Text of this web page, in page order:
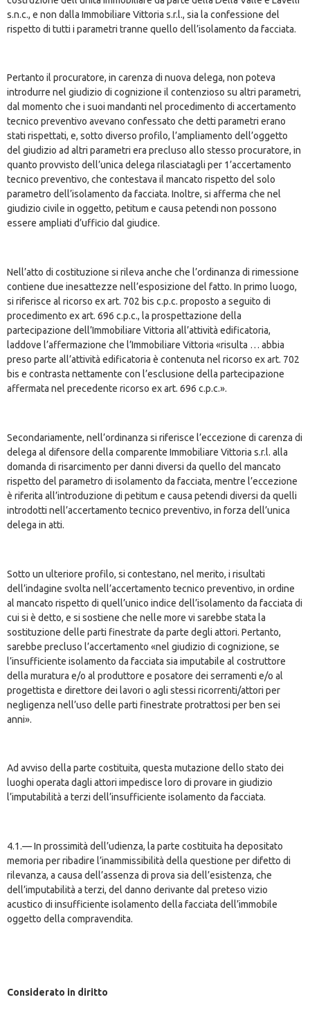
s.n.c., e non dalla Immobiliare Vittoria s.r.l., sia la confessione del
rispetto di tutti i parametri tranne quello dell’isolamento da facciata.
Pertanto il procuratore, in carenza di nuova delega, non poteva
introdurre nel giudizio di cognizione il contenzioso su altri parametri,
dal momento che i suoi mandanti nel procedimento di accertamento
tecnico preventivo avevano confessato che detti parametri erano
stati rispettati, e, sotto diverso profilo, l’ampliamento dell’oggetto
del giudizio ad altri parametri era precluso allo stesso procuratore, in
quanto provvisto dell’unica delega rilasciatagli per 1’accertamento
tecnico preventivo, che contestava il mancato rispetto del solo
parametro dell’isolamento da facciata. Inoltre, si afferma che nel
giudizio civile in oggetto, petitum e causa petendi non possono
essere ampliati d’ufficio dal giudice.
Nell’atto di costituzione si rileva anche che l’ordinanza di rimessione
contiene due inesattezze nell’esposizione del fatto. In primo luogo,
si riferisce al ricorso ex art. 702 bis c.p.c. proposto a seguito di
procedimento ex art. 696 c.p.c., la prospettazione della
partecipazione dell’Immobiliare Vittoria all’attività edificatoria,
laddove l’affermazione che l’Immobiliare Vittoria «risulta … abbia
preso parte all’attività edificatoria è contenuta nel ricorso ex art. 702
bis e contrasta nettamente con l’esclusione della partecipazione
affermata nel precedente ricorso ex art. 696 c.p.c.».
Secondariamente, nell’ordinanza si riferisce l’eccezione di carenza di
delega al difensore della comparente Immobiliare Vittoria s.r.l. alla
domanda di risarcimento per danni diversi da quello del mancato
rispetto del parametro di isolamento da facciata, mentre l’eccezione
è riferita all’introduzione di petitum e causa petendi diversi da quelli
introdotti nell’accertamento tecnico preventivo, in forza dell’unica
delega in atti.
Sotto un ulteriore profilo, si contestano, nel merito, i risultati
dell’indagine svolta nell’accertamento tecnico preventivo, in ordine
al mancato rispetto di quell’unico indice dell’isolamento da facciata di
cui si è detto, e si sostiene che nelle more vi sarebbe stata la
sostituzione delle parti finestrate da parte degli attori. Pertanto,
sarebbe precluso l’accertamento «nel giudizio di cognizione, se
l’insufficiente isolamento da facciata sia imputabile al costruttore
della muratura e/o al produttore e posatore dei serramenti e/o al
progettista e direttore dei lavori o agli stessi ricorrenti/attori per
negligenza nell’uso delle parti finestrate protrattosi per ben sei
anni».
Ad avviso della parte costituita, questa mutazione dello stato dei
luoghi operata dagli attori impedisce loro di provare in giudizio
l’imputabilità a terzi dell’insufficiente isolamento da facciata.
4.1.— In prossimità dell’udienza, la parte costituita ha depositato
memoria per ribadire l’inammissibilità della questione per difetto di
rilevanza, a causa dell’assenza di prova sia dell’esistenza, che
dell’imputabilità a terzi, del danno derivante dal preteso vizio
acustico di insufficiente isolamento della facciata dell’immobile
oggetto della compravendita.
Considerato in diritto